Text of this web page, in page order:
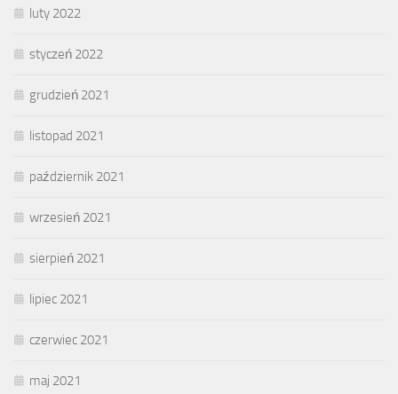
luty 2022
styczeń 2022
grudzień 2021
listopad 2021
październik 2021
wrzesień 2021
sierpień 2021
lipiec 2021
czerwiec 2021
maj 2021